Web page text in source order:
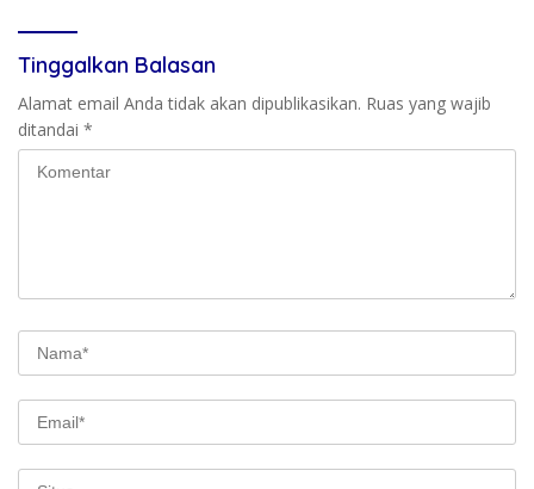
Tinggalkan Balasan
Alamat email Anda tidak akan dipublikasikan. Ruas yang wajib
ditandai *